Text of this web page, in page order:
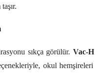
sıkça görülür. Vac-H
okul hemşireleri